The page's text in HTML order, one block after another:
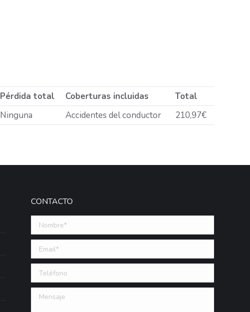
Pérdida total Coberturas incluidas
Total
Ninguna Accidentes del conductor 210,97€
CONTACTO
Nombre *
Email (requerido)
Teléfono
Mensaje